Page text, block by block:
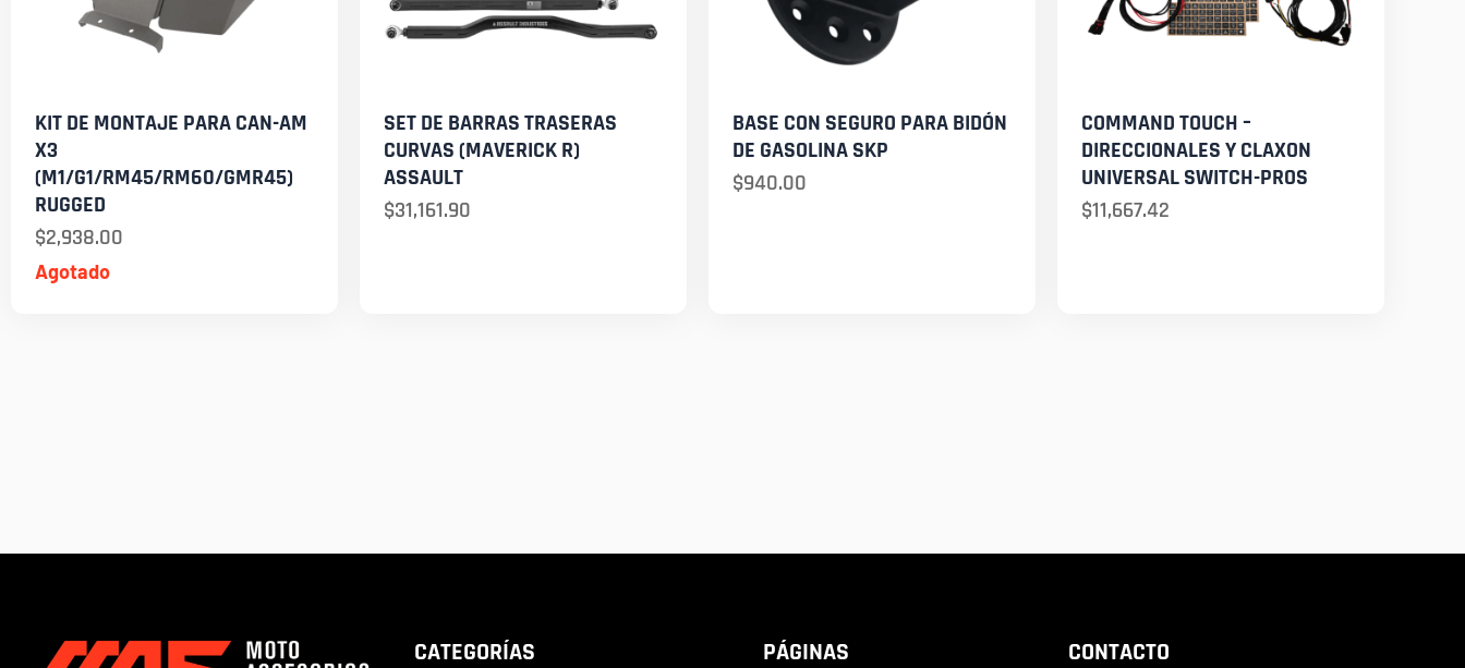
Agotado
KIT DE MONTAJE PARA CAN-AM
X3
(M1/G1/RM45/RM60/GMR45)
RUGGED
$2,938.00
SET DE BARRAS TRASERAS
CURVAS (MAVERICK R)
ASSAULT
$31,161.90
BASE CON SEGURO PARA BIDÓN
DE GASOLINA SKP
$940.00
COMMAND TOUCH –
DIRECCIONALES Y CLAXON
UNIVERSAL SWITCH-PROS
$11,667.42
CATEGORÍAS PÁGINAS CONTACTO